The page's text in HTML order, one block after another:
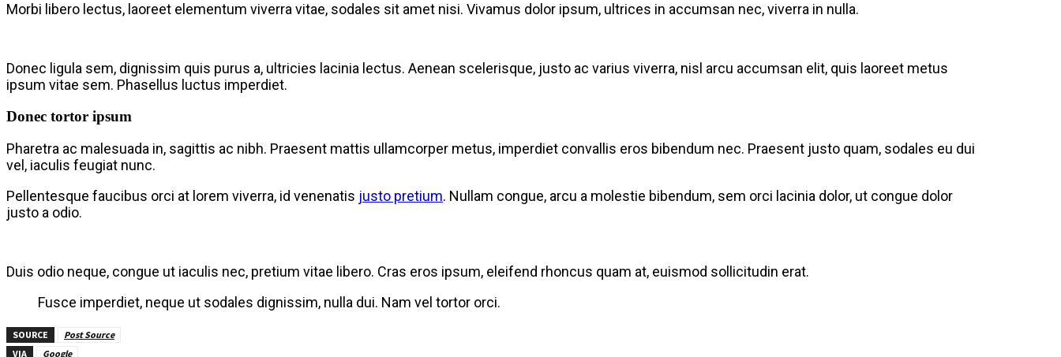
Morbi libero lectus, laoreet elementum viverra vitae, sodales sit amet nisi. Vivamus dolor ipsum, ultrices in accumsan nec, viverra in nulla.
Donec ligula sem, dignissim quis purus a, ultricies lacinia lectus. Aenean scelerisque, justo ac varius viverra, nisl arcu accumsan elit, quis laoreet metus
ipsum vitae sem. Phasellus luctus imperdiet.
Donec tortor ipsum
Pharetra ac malesuada in, sagittis ac nibh. Praesent mattis ullamcorper metus, imperdiet convallis eros bibendum nec. Praesent justo quam, sodales eu dui
vel, iaculis feugiat nunc.
Pellentesque faucibus orci at lorem viverra, id venenatis justo pretium. Nullam congue, arcu a molestie bibendum, sem orci lacinia dolor, ut congue dolor
justo a odio.
Duis odio neque, congue ut iaculis nec, pretium vitae libero. Cras eros ipsum, eleifend rhoncus quam at, euismod sollicitudin erat.
Fusce imperdiet, neque ut sodales dignissim, nulla dui. Nam vel tortor orci.
SOURCE
Post Source
VIA
Google